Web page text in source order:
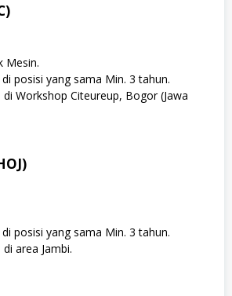
Mesin.
posisi yang sama Min. 3 tahun.
Workshop Citeureup, Bogor (Jawa
posisi yang sama Min. 3 tahun.
area Jambi.